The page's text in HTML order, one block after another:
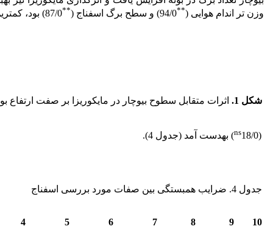
وزن تر اندام هوایی (**94/0) و سطح برگ اسفناج ( **87/0) بود، کمترین میزان همبستگی نیز با وزن خشک ریشه
شکل 1. اثرات متقابل سطوح بیوچار در مایکوریزا بر صفت ارتفاع
(
ns18/0) به دست آمد (جدول 4).
جدول 4. ضرایب همبستگی بین صفات مورد بررسی اسفناج
10
9
8
7
6
5
4